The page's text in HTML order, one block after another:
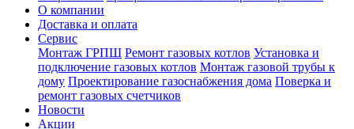
О компании
Доставка и оплата
Сервис
Монтаж ГРПШ Ремонт газовых котлов Установка и
подключение газовых котлов Монтаж газовой трубы к
дому Проектирование газоснабжения дома Поверка и
ремонт газовых счетчиков
Новости
Акции